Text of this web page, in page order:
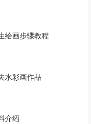
绘画步骤教程
水彩画作品
介绍